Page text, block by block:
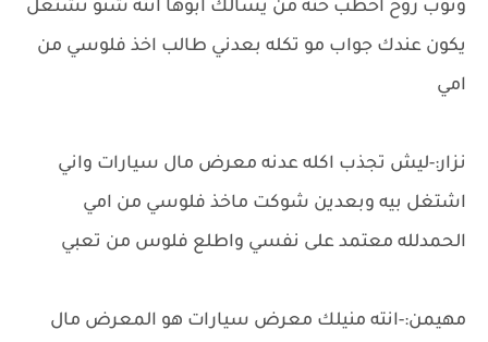
ونوب روح اخطب حته من يسألك ابوها انته شنو تشتغل
يكون عندك جواب مو تكله بعدني طالب اخذ فلوسي من
امي
نزار:-ليش تجذب اكله عدنه معرض مال سيارات واني
اشتغل بيه وبعدين شوكت ماخذ فلوسي من امي
الحمدلله معتمد على نفسي واطلع فلوس من تعبي
مهيمن:-انته منيلك معرض سيارات هو المعرض مال